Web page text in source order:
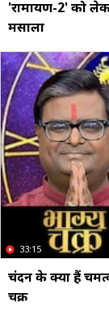
'रामायण-2' को
मसाला
33:15
चंदन के क्या हैं
चक्र